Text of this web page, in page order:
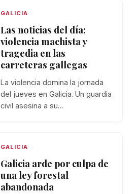
GALICIA
Las noticias del día:
violencia machista y
tragedia en las
carreteras gallegas
La violencia domina la jornada
del jueves en Galicia. Un guardia
civil asesina a su…
GALICIA
Galicia arde por culpa de
una ley forestal
abandonada